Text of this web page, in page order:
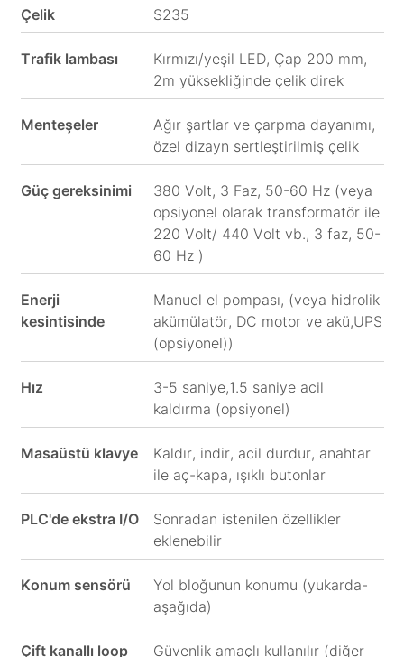
Çelik S235
Trafik lambası
Kırmızı/yeşil LED, Çap 200 mm,
2m yüksekliğinde çelik direk
Menteşeler
Ağır şartlar ve çarpma dayanımı,
özel dizayn sertleştirilmiş çelik
Güç gereksinimi
380 Volt, 3 Faz, 50-60 Hz (veya
opsiyonel olarak transformatör ile
220 Volt/ 440 Volt vb., 3 faz, 50-
60 Hz )
Enerji
kesintisinde
Manuel el pompası, (veya hidrolik
akümülatör, DC motor ve akü,UPS
(opsiyonel))
Hız
3-5 saniye,1.5 saniye acil
kaldırma (opsiyonel)
Masaüstü klavye
Kaldır, indir, acil durdur, anahtar
ile aç-kapa, ışıklı butonlar
PLC'de ekstra I/O
Sonradan istenilen özellikler
eklenebilir
Konum sensörü
Yol bloğunun konumu (yukarda-
aşağıda)
Çift kanallı loop Güvenlik amaçlı kullanılır (diğer